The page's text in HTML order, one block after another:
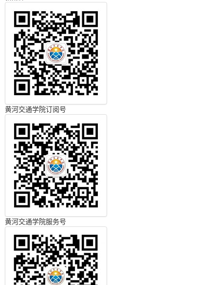
黄河交通学院订阅号
黄河交通学院服务号